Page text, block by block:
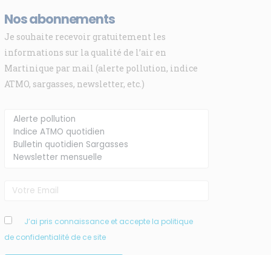
Nos abonnements
Je souhaite recevoir gratuitement les
informations sur la qualité de l’air en
Martinique par mail (alerte pollution, indice
ATMO, sargasses, newsletter, etc.)
J’ai pris connaissance et accepte la politique
de confidentialité de ce site